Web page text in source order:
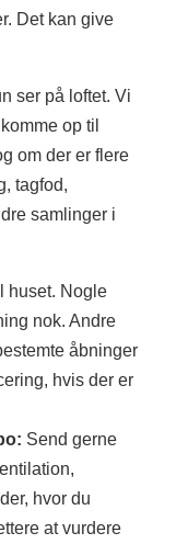
Det kan give
ser på loftet. Vi
op til
om der er flere
tagfod,
samlinger i
huset. Nogle
nok. Andre
åbninger
hvis der er
Send gerne
hvor du
at vurdere